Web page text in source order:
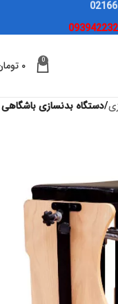
0 ۰
دستگاه بدنسازی باشگاهی